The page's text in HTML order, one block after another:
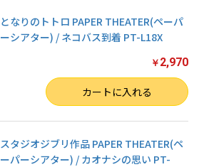
となりのトトロ PAPER THEATER(ペーパ
ーシアター) / ネコバス到着 PT-L18X
￥ 2,970
カートに入れる
スタジオジブリ作品 PAPER THEATER(ペ
ーパーシアター) / カオナシの思い PT-
お買い物を続ける